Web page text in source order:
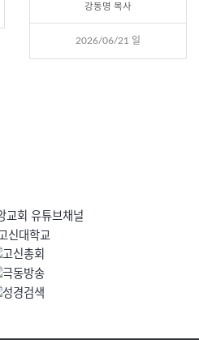
강동명 목사
2026/06/21 일